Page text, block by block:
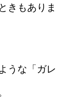
きもありま
うな「ガレ